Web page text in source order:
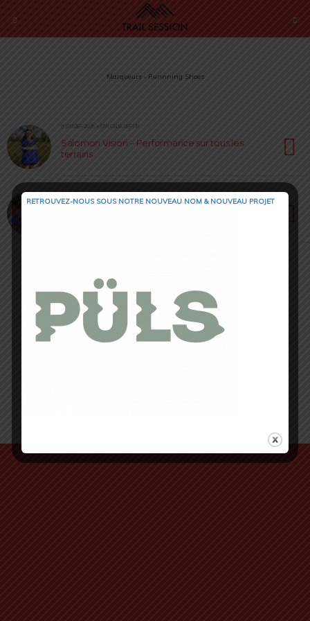
Marqueurs › Runnning Shoes
8 JANVIER 2025 • PAR CELIA BERTIN
Salomon Vision – Performance sur tous les
terrains
24 AVRIL 2024 • PAR CÉDRIC MASIP
Retour au début
RETROUVEZ-NOUS SOUS NOTRE NOUVEAU NOM & NOUVEAU PROJET